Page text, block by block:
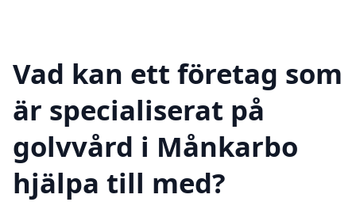
Vad kan ett företag som
är specialiserat på
golvvård i Månkarbo
hjälpa till med?